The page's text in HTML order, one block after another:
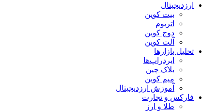
ارزدیجیتال
بیت کوین
اتریوم
دوج کوین
آلت کوین
تحلیل بازارها
ایردراپ‌ها
بلاک چین
میم کوین‌
آموزش ارزدیجیتال
فارکس و تجارت
طلا و ارز